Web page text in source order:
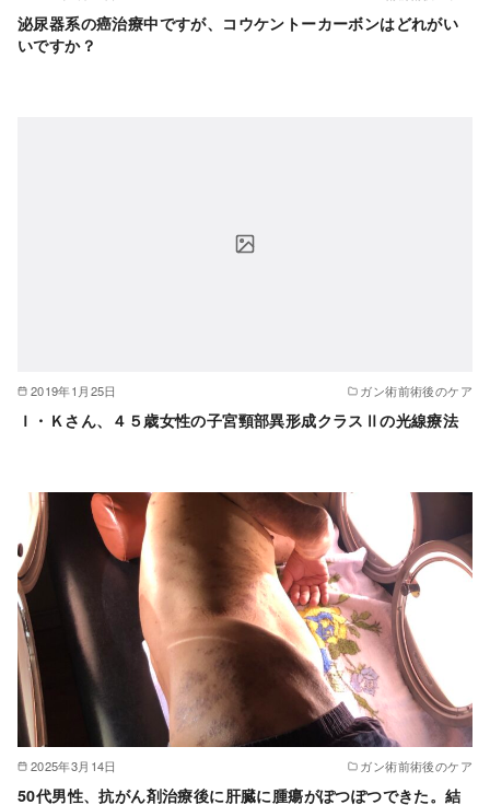
泌尿器系の癌治療中ですが、コウケントーカーボンはどれがい
いですか？
2019年1月25日 ガン術前術後のケア
Ｉ・Ｋさん、４５歳女性の子宮頸部異形成クラスⅡの光線療法
2025年3月14日 ガン術前術後のケア
50代男性、抗がん剤治療後に肝臓に腫瘍がぽつぽつできた。結